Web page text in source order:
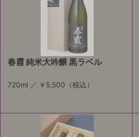
春霞 純米大吟醸 黒ラベル
720ml ／ ￥5,500 （税込）